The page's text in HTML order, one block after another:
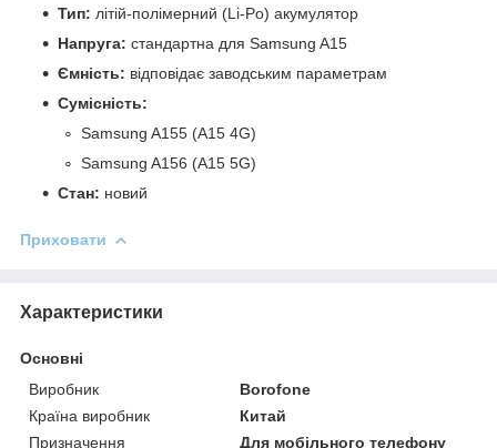
Тип: літій-полімерний (Li-Po) акумулятор
Напруга: стандартна для Samsung A15
Ємність: відповідає заводським параметрам
Сумісність:
Samsung A155 (A15 4G)
Samsung A156 (A15 5G)
Стан: новий
Приховати
Характеристики
Основні
Виробник
Borofone
Країна виробник
Китай
Призначення
Для мобільного телефону